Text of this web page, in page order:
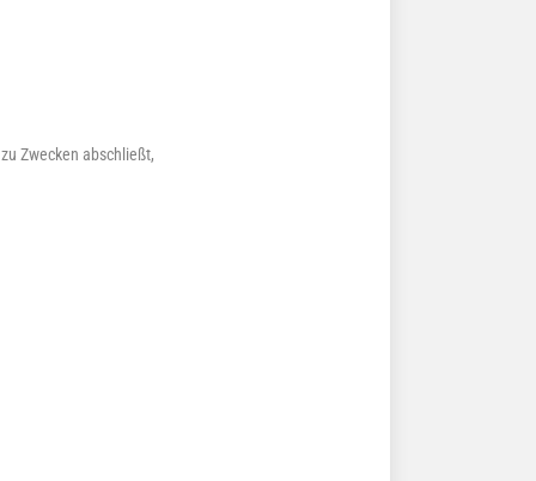
Zwecken abschließt,